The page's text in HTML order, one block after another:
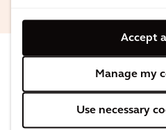
Accept
Manage my
Use necessary
Das Ergebnis
Die Anlage verarbeitet